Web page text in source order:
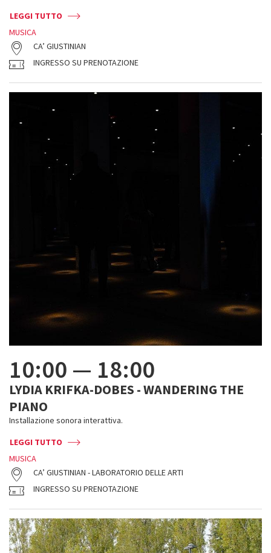
LEGGI TUTTO
MUSICA
CA’ GIUSTINIAN
INGRESSO SU PRENOTAZIONE
10:00 — 18:00
LYDIA KRIFKA-DOBES - WANDERING THE
PIANO
Installazione sonora interattiva.
LEGGI TUTTO
MUSICA
CA’ GIUSTINIAN - LABORATORIO DELLE ARTI
INGRESSO SU PRENOTAZIONE